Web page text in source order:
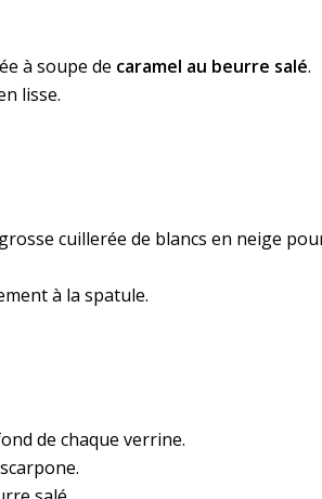
à soupe de caramel au beurre salé.
lisse.
cuillerée de blancs en neige
à la spatule.
de chaque verrine.